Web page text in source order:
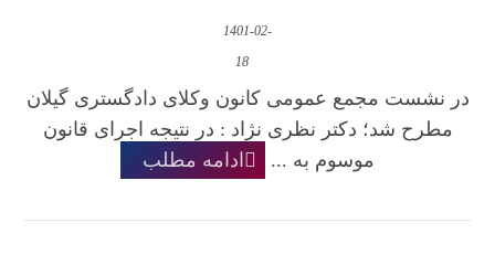
1401-02-
18
در نشست مجمع عمومی کانون وکلای دادگستری گیلان
مطرح شد؛ دکتر نظری نژاد : در نتیجه اجرای قانون
موسوم به ...
ادامه مطلب